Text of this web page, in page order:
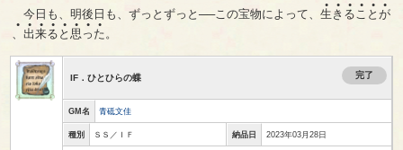
今日も、明後日も、ずっとずっと──この宝物によって、生
●
き
●
る
●
こ
●
と
●
が
●
、
●
出
●
来
●
る
●
と
●
思
●
っ
●
た
●
。
IF．ひとひらの蝶 完了
GM名 青砥文佳
種別 ＳＳ／ＩＦ 納品日 2023年03月28日